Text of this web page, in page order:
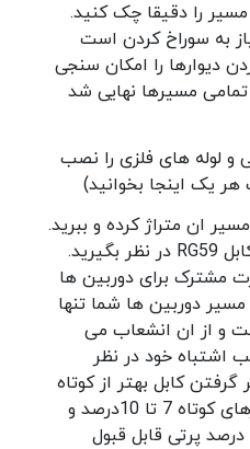
مسیر را دقیقا چک کنید.
به سوراخ کردن است
دیوارها را امکان سنجی
مسیرها نهایی شد
و لوله های فلزی را نصب
یک اینجا بخوانید)
ان متراژ کرده و ببرید.
برای هر دوربین باید یک کابل RG59 در نظر بگیرید.
مشترک برای دوربین ها
دوربین ها شما تنها
و از ان انشعاب می
اشتباه خود در نظر
کابل بهتر از کوتاه
بودن آنهاست. برای مسیرهای کوتاه 7 تا 10درصد و
برای مسیرهای بلند 2 تا 5 درصد پرتی قابل قبول